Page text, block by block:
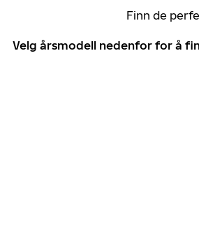
Finn de
Velg årsmodell nedenfor for å